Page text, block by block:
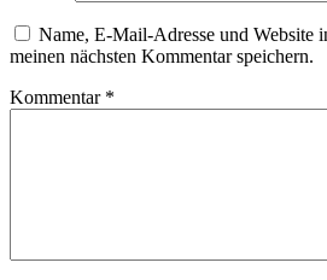
Name, E-Mail-Adresse und Website
meinen nächsten Kommentar speichern.
Kommentar *